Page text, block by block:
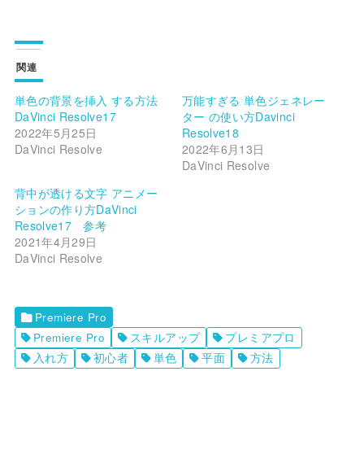
関連
単色の背景を挿入 する方法
DaVinci Resolve17
2022年5月25日
DaVinci Resolve
万能すぎる 単色ジェネレー
ター の使い方Davinci
Resolve18
2022年6月13日
DaVinci Resolve
背中が透ける文字 アニメー
ションの作り方DaVinci
Resolve17 参考
2021年4月29日
DaVinci Resolve
Premiere Pro
Premiere Pro
スキルアップ
プレミアプロ
入れ方
初心者 単色 平面 方法